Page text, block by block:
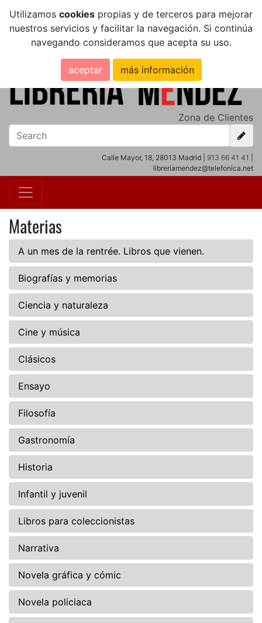
Utilizamos cookies propias y de terceros para mejorar
nuestros servicios y facilitar la navegación. Si continúa
navegando consideramos que acepta su uso.
aceptar más información
Zona de Clientes
Calle Mayor, 18, 28013 Madrid | 913 66 41 41
libreriamendez@telefonica.net
Materias
A un mes de la rentrée. Libros que vienen.
Biografías y memorias
Ciencia y naturaleza
Cine y música
Clásicos
Ensayo
Filosofía
Gastronomía
Historia
Infantil y juvenil
Libros para coleccionistas
Narrativa
Novela gráfica y cómic
Novela policiaca